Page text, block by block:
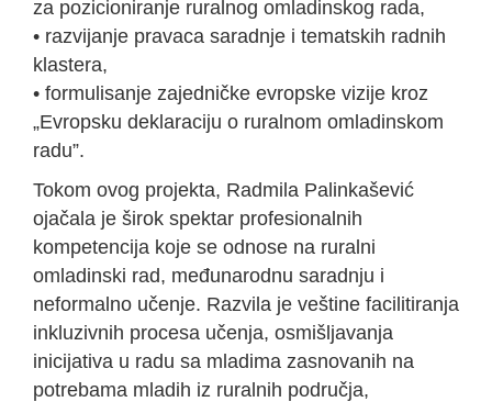
za pozicioniranje ruralnog omladinskog rada,
• razvijanje pravaca saradnje i tematskih radnih
klastera,
• formulisanje zajedničke evropske vizije kroz
„Evropsku deklaraciju o ruralnom omladinskom
radu”.
Tokom ovog projekta, Radmila Palinkašević
ojačala je širok spektar profesionalnih
kompetencija koje se odnose na ruralni
omladinski rad, međunarodnu saradnju i
neformalno učenje. Razvila je veštine facilitiranja
inkluzivnih procesa učenja, osmišljavanja
inicijativa u radu sa mladima zasnovanih na
potrebama mladih iz ruralnih područja,